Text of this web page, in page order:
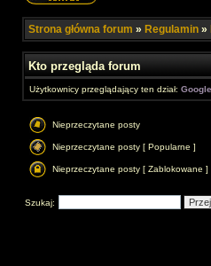
Strona główna forum » Regulamin »
Kto przegląda forum
Użytkownicy przeglądający ten dział:
Nieprzeczytane posty
Nieprzeczytane posty [ Popularne ]
Nieprzeczytane posty [ Zablokowane ]
Szukaj: